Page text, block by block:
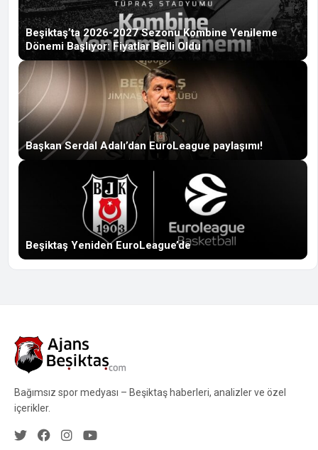
Beşiktaş’ta 2026-2027 Sezonu Kombine Yenileme
Dönemi Başlıyor: Fiyatlar Belli Oldu
Başkan Serdal Adalı’dan EuroLeague paylaşımı!
Beşiktaş Yeniden EuroLeague’de
Bağımsız spor medyası – Beşiktaş haberleri, analizler ve özel
içerikler.